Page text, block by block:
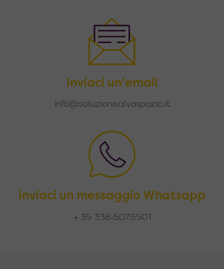
Inviaci un'email
info@soluzionisalvaspazio.it
Inviaci un messaggio Whatsapp
+ 39 338.607.6901